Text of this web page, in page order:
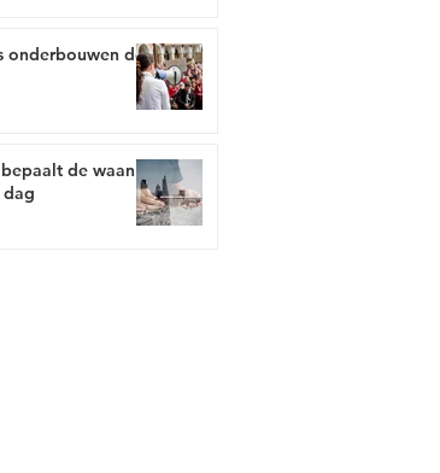
onderbouwen doe
de waan
dag